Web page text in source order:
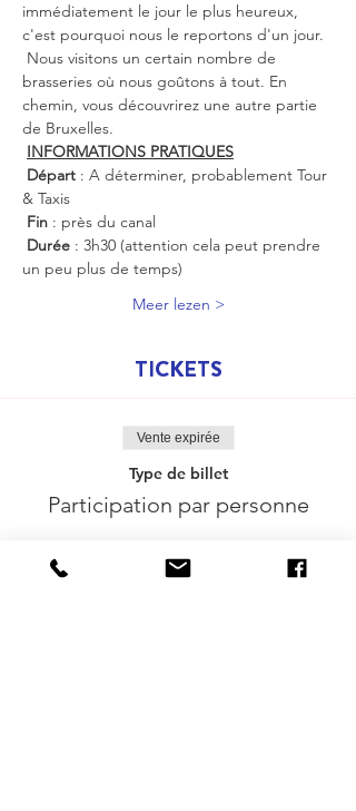
immédiatement le jour le plus heureux,
c'est pourquoi nous le reportons d'un jour.
brasseries où nous goûtons à tout. En
chemin, vous découvrirez une autre partie
de Bruxelles.
INFORMATIONS PRATIQUES
Départ : A déterminer, probablement Tour
& Taxis
Fin : près du canal
Durée : 3h30 (attention cela peut prendre
un peu plus de temps)
Meer lezen >
TICKETS
Vente expirée
Type de billet
Participation par personne
35,00 €